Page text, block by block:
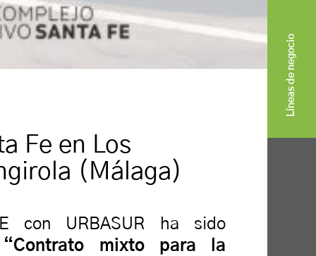
Líneas de negocio
Fe en Los
(Málaga)
con URBASUR ha sido
“Contrato mixto para la